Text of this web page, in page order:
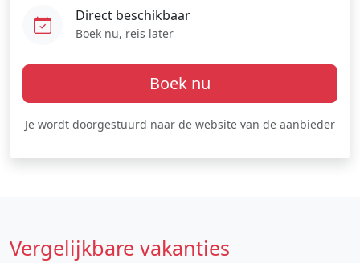
Direct beschikbaar
Boek nu, reis later
Boek nu
Je wordt doorgestuurd naar de website van de aanbieder
Vergelijkbare vakanties